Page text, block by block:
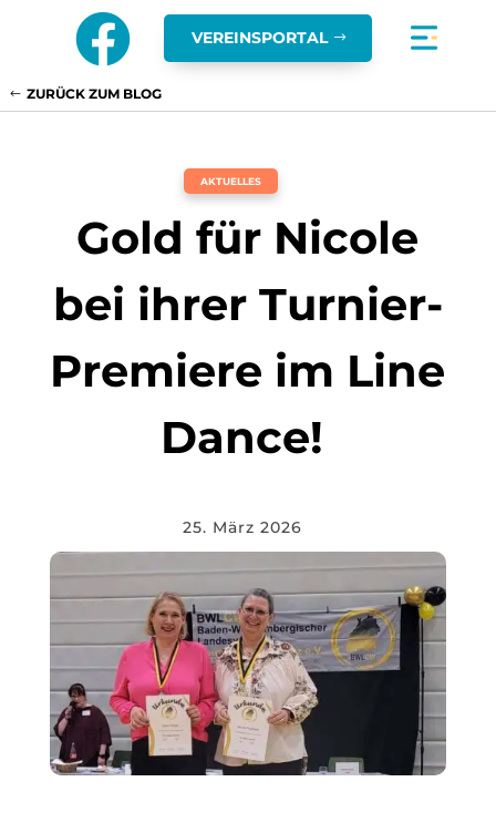
 VEREINSPORTAL
ZURÜCK ZUM BLOG
AKTUELLES
Gold für Nicole
bei ihrer Turnier-
Premiere im Line
Dance!
25. März 2026